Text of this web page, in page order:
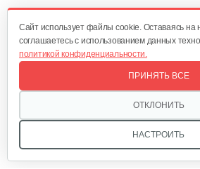
688 руб
Мотокультиватор
Мотокультиватор Mantis
Cайт использует файлы cookie. Оставаясь
соглашаетесь с использованием данных
политикой конфиденциальности.
НАСТРОИТЬ
ОТКЛОНИТЬ
ПРИНЯТЬ ВСЕ